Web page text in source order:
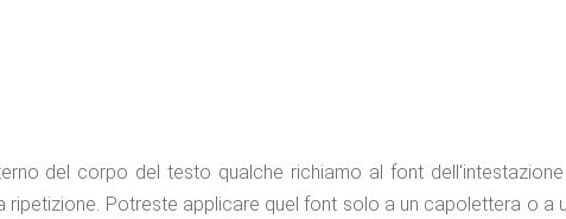
del corpo del testo qualche richiamo al font
Potreste applicare quel font solo a un capolettera o a